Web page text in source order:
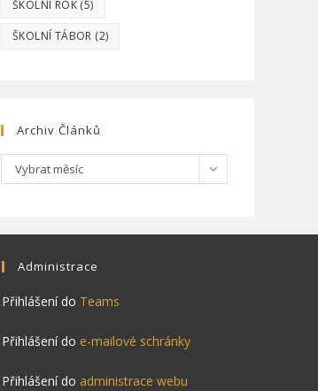
ŠKOLNÍ ROK (5)
ŠKOLNÍ TÁBOR (2)
Archiv Článků
Archiv
článků
Vybrat měsíc
Administrace
Přihlášení do Teams
Přihlášení do e-mailové schránky
Přihlášení do administrace webu